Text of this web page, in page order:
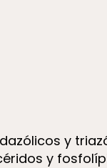
y
y